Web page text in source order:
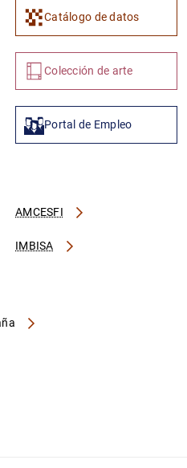
Catálogo de datos
Colección de arte
Portal de Empleo
AMCESFI
IMBISA